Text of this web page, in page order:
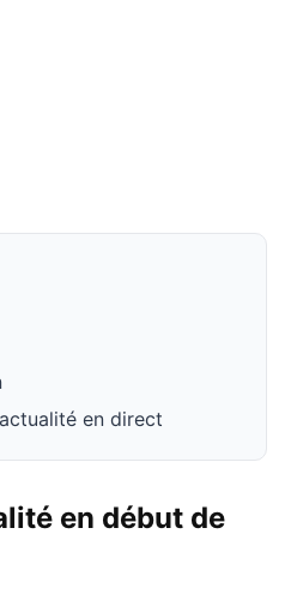
en direct
en début de